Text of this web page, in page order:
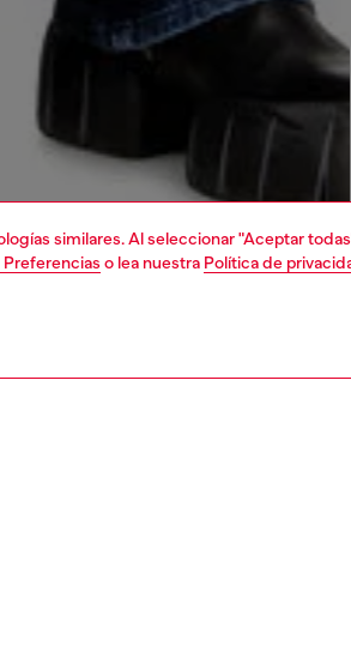
similares. Al seleccionar "Aceptar
Preferencias o lea nuestra Política de